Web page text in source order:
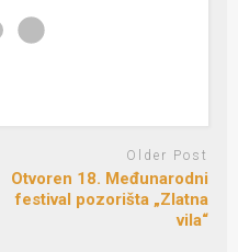
Older Post
Otvoren 18. Međunarodni
festival pozorišta „Zlatna
vila“